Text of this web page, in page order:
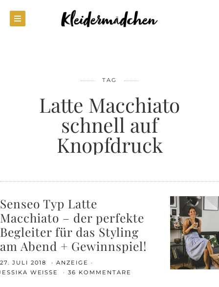
TAG
Latte Macchiato
schnell auf
Knopfdruck
Senseo Typ Latte
Macchiato – der perfekte
Begleiter für das Styling
am Abend + Gewinnspiel!
27. JULI 2018
ANZEIGE
WEISSE
36 KOMMENTARE